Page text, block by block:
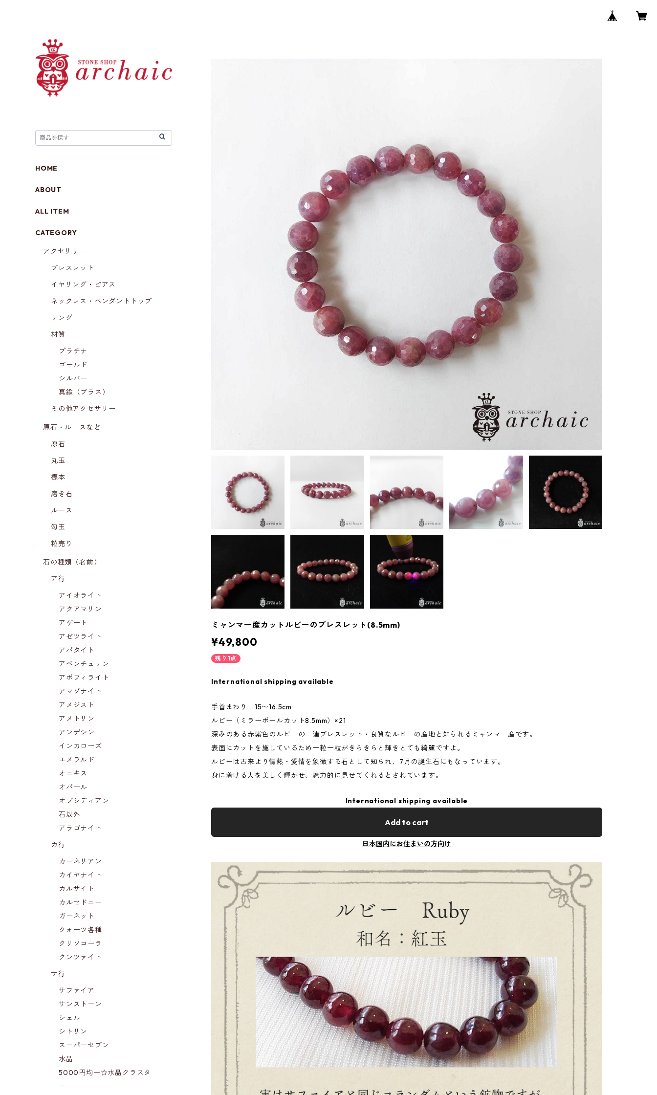
ミャンマー産カットルビーのブレスレット(8.5mm)
¥49,800
残り1点
International shipping available
手首まわり 15〜16.5cm
ルビー（ミラーボールカット8.5mm）×21
深みのある赤紫色のルビーの一連ブレスレット・良質なルビーの産地と知られるミャンマー産です。
表面にカットを施しているため一粒一粒がきらきらと輝きとても綺麗ですよ。
ルビーは古来より情熱・愛情を象徴する石として知られ、7月の誕生石にもなっています。
身に着ける人を美しく輝かせ、魅力的に見せてくれるとされています。
International shipping available
Add to cart
日本国内にお住まいの方向け
HOME
ABOUT
ALL ITEM
CATEGORY
アクセサリー
ブレスレット
イヤリング・ピアス
ネックレス・ペンダントトップ
リング
材質
プラチナ
ゴールド
シルバー
真鍮（ブラス）
その他アクセサリー
原石・ルースなど
原石
丸玉
標本
磨き石
ルース
勾玉
粒売り
石の種類（名前）
ア行
アイオライト
アクアマリン
アゲート
アゼツライト
アパタイト
アベンチュリン
アポフィライト
アマゾナイト
アメジスト
アメトリン
アンデシン
インカローズ
エメラルド
オニキス
オパール
オブシディアン
石以外
アラゴナイト
カ行
カーネリアン
カイヤナイト
カルサイト
カルセドニー
ガーネット
クォーツ各種
クリソコーラ
クンツァイト
サ行
サファイア
サンストーン
シェル
シトリン
スーパーセブン
水晶
5000円均一☆水晶クラスタ
ー